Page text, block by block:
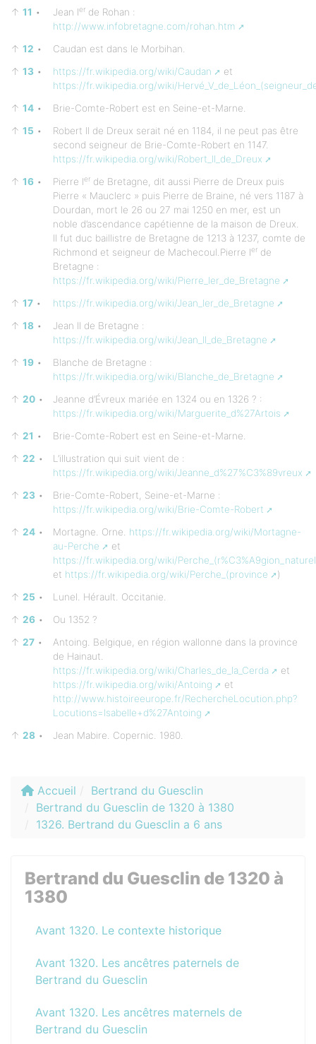
↑ 11 • Jean Ier de Rohan :
http://www.infobretagne.com/rohan.htm
↑ 12 •
Caudan est dans le Morbihan.
↑ 13 • https://fr.wikipedia.org/wiki/Caudan
et
https://fr.wikipedia.org/wiki/
↑ 14 •
Brie-Comte-Robert est en Seine-et-Marne.
↑ 15 •
Robert II de Dreux serait né en 1184, il ne peut pas être
second seigneur de Brie-Comte-Robert en 1147.
https://fr.wikipedia.org/wiki/Robert_II_de_Dreux
↑ 16 • Pierre Ier de Bretagne, dit aussi Pierre de Dreux puis
Pierre « Mauclerc » puis Pierre de Braine, né vers 1187 à
Dourdan, mort le 26 ou 27 mai 1250 en mer, est un
noble d’ascendance capétienne de la maison de Dreux.
Il fut duc baillistre de Bretagne de 1213 à 1237, comte de
Richmond et seigneur de Machecoul.Pierre Ier de
Bretagne :
https://fr.wikipedia.org/wiki/Pierre_Ier_de_Bretagne
↑ 17 •
https://fr.wikipedia.org/wiki/Jean_Ier_de_Bretagne
↑ 18 •
Jean II de Bretagne :
https://fr.wikipedia.org/wiki/Jean_II_de_Bretagne
↑ 19 •
Blanche de Bretagne :
https://fr.wikipedia.org/wiki/Blanche_de_Bretagne
↑ 20 •
Jeanne d’Évreux mariée en 1324 ou en 1326 ? :
https://fr.wikipedia.org/wiki/Marguerite_d%27Artois
↑ 21 •
Brie-Comte-Robert est en Seine-et-Marne.
↑ 22 •
L’illustration qui suit vient de :
https://fr.wikipedia.org/wiki/Jeanne_d%27%C3%89vreux
↑ 23 •
Brie-Comte-Robert, Seine-et-Marne :
https://fr.wikipedia.org/wiki/Brie-Comte-Robert
↑ 24 • Mortagne. Orne. https://fr.wikipedia.org/wiki/Mortagne-
au-Perche
et
https://fr.wikipedia.org/wiki/
et https://fr.wikipedia.org/wiki/Perche_(province
)
↑ 25 •
Lunel. Hérault. Occitanie.
↑ 26 •
Ou 1352 ?
↑ 27 •
Antoing. Belgique, en région wallonne dans la province
de Hainaut.
https://fr.wikipedia.org/wiki/Charles_de_la_Cerda
et
https://fr.wikipedia.org/wiki/Antoing
et
http://www.histoireeurope.fr/RechercheLocution.php?
Locutions=Isabelle+d%27Antoing
↑ 28 • Jean Mabire. Copernic. 1980.
Accueil
Bertrand du Guesclin
Bertrand du Guesclin de 1320 à 1380
1326. Bertrand du Guesclin a 6 ans
Bertrand du Guesclin de 1320 à
1380
Avant 1320. Le contexte historique
Avant 1320. Les ancêtres paternels de
Bertrand du Guesclin
Avant 1320. Les ancêtres maternels de
Bertrand du Guesclin